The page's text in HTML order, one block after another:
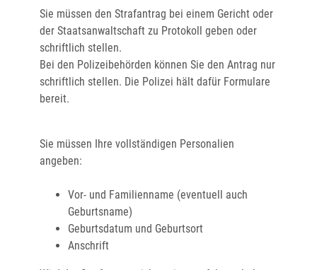
Sie müssen den Strafantrag bei einem Gericht oder
der Staatsanwaltschaft zu Protokoll geben oder
schriftlich stellen.
Bei den Polizeibehörden können Sie den Antrag nur
schriftlich stellen. Die Polizei hält dafür Formulare
bereit.
Sie müssen Ihre vollständigen Personalien
angeben:
Vor- und Familienname (eventuell auch
Geburtsname)
Geburtsdatum und Geburtsort
Anschrift